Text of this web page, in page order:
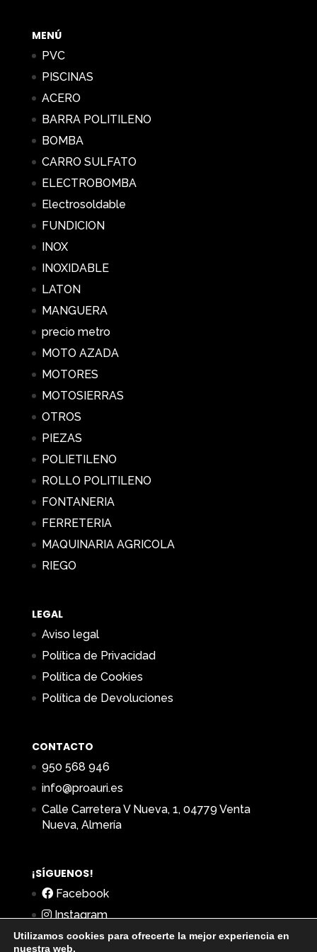
MENÚ
PVC
PISCINAS
ACERO
BARRA POLITILENO
BOMBA
CARRO SULFATO
ELECTROBOMBA
Electrosoldable
FUNDICION
INOX
INOXIDABLE
LATON
MANGUERA
precio metro
MOTO AZADA
MOTORES
MOTOSIERRAS
OTROS
PIEZAS
POLIETILENO
ROLLO POLITILENO
FONTANERIA
FERRETERIA
MAQUINARIA AGRICOLA
RIEGO
LEGAL
Aviso legal
Política de Privacidad
Política de Cookies
Política de Devoluciones
CONTACTO
950 568 946
info@proauri.es
Calle Carretera V Nueva, 1, 04779 Venta
Nueva, Almería
¡SÍGUENOS!
Facebook
Instagram
Utilizamos cookies para ofrecerte la mejor experiencia en
nuestra web.